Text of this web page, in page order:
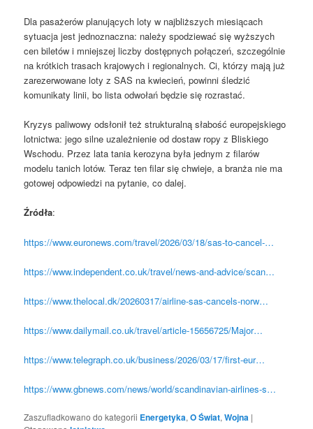
Dla pasażerów planujących loty w najbliższych miesiącach
sytuacja jest jednoznaczna: należy spodziewać się wyższych
cen biletów i mniejszej liczby dostępnych połączeń, szczególnie
na krótkich trasach krajowych i regionalnych. Ci, którzy mają już
zarezerwowane loty z SAS na kwiecień, powinni śledzić
komunikaty linii, bo lista odwołań będzie się rozrastać.
Kryzys paliwowy odsłonił też strukturalną słabość europejskiego
lotnictwa: jego silne uzależnienie od dostaw ropy z Bliskiego
Wschodu. Przez lata tania kerozyna była jednym z filarów
modelu tanich lotów. Teraz ten filar się chwieje, a branża nie ma
gotowej odpowiedzi na pytanie, co dalej.
Źródła:
https://www.euronews.com/travel/2026/03/18/sas-to-cancel-…
https://www.independent.co.uk/travel/news-and-advice/scan…
https://www.thelocal.dk/20260317/airline-sas-cancels-norw…
https://www.dailymail.co.uk/travel/article-15656725/Major…
https://www.telegraph.co.uk/business/2026/03/17/first-eur…
https://www.gbnews.com/news/world/scandinavian-airlines-s…
Zaszufladkowano do kategorii Energetyka,O Świat,Wojna |